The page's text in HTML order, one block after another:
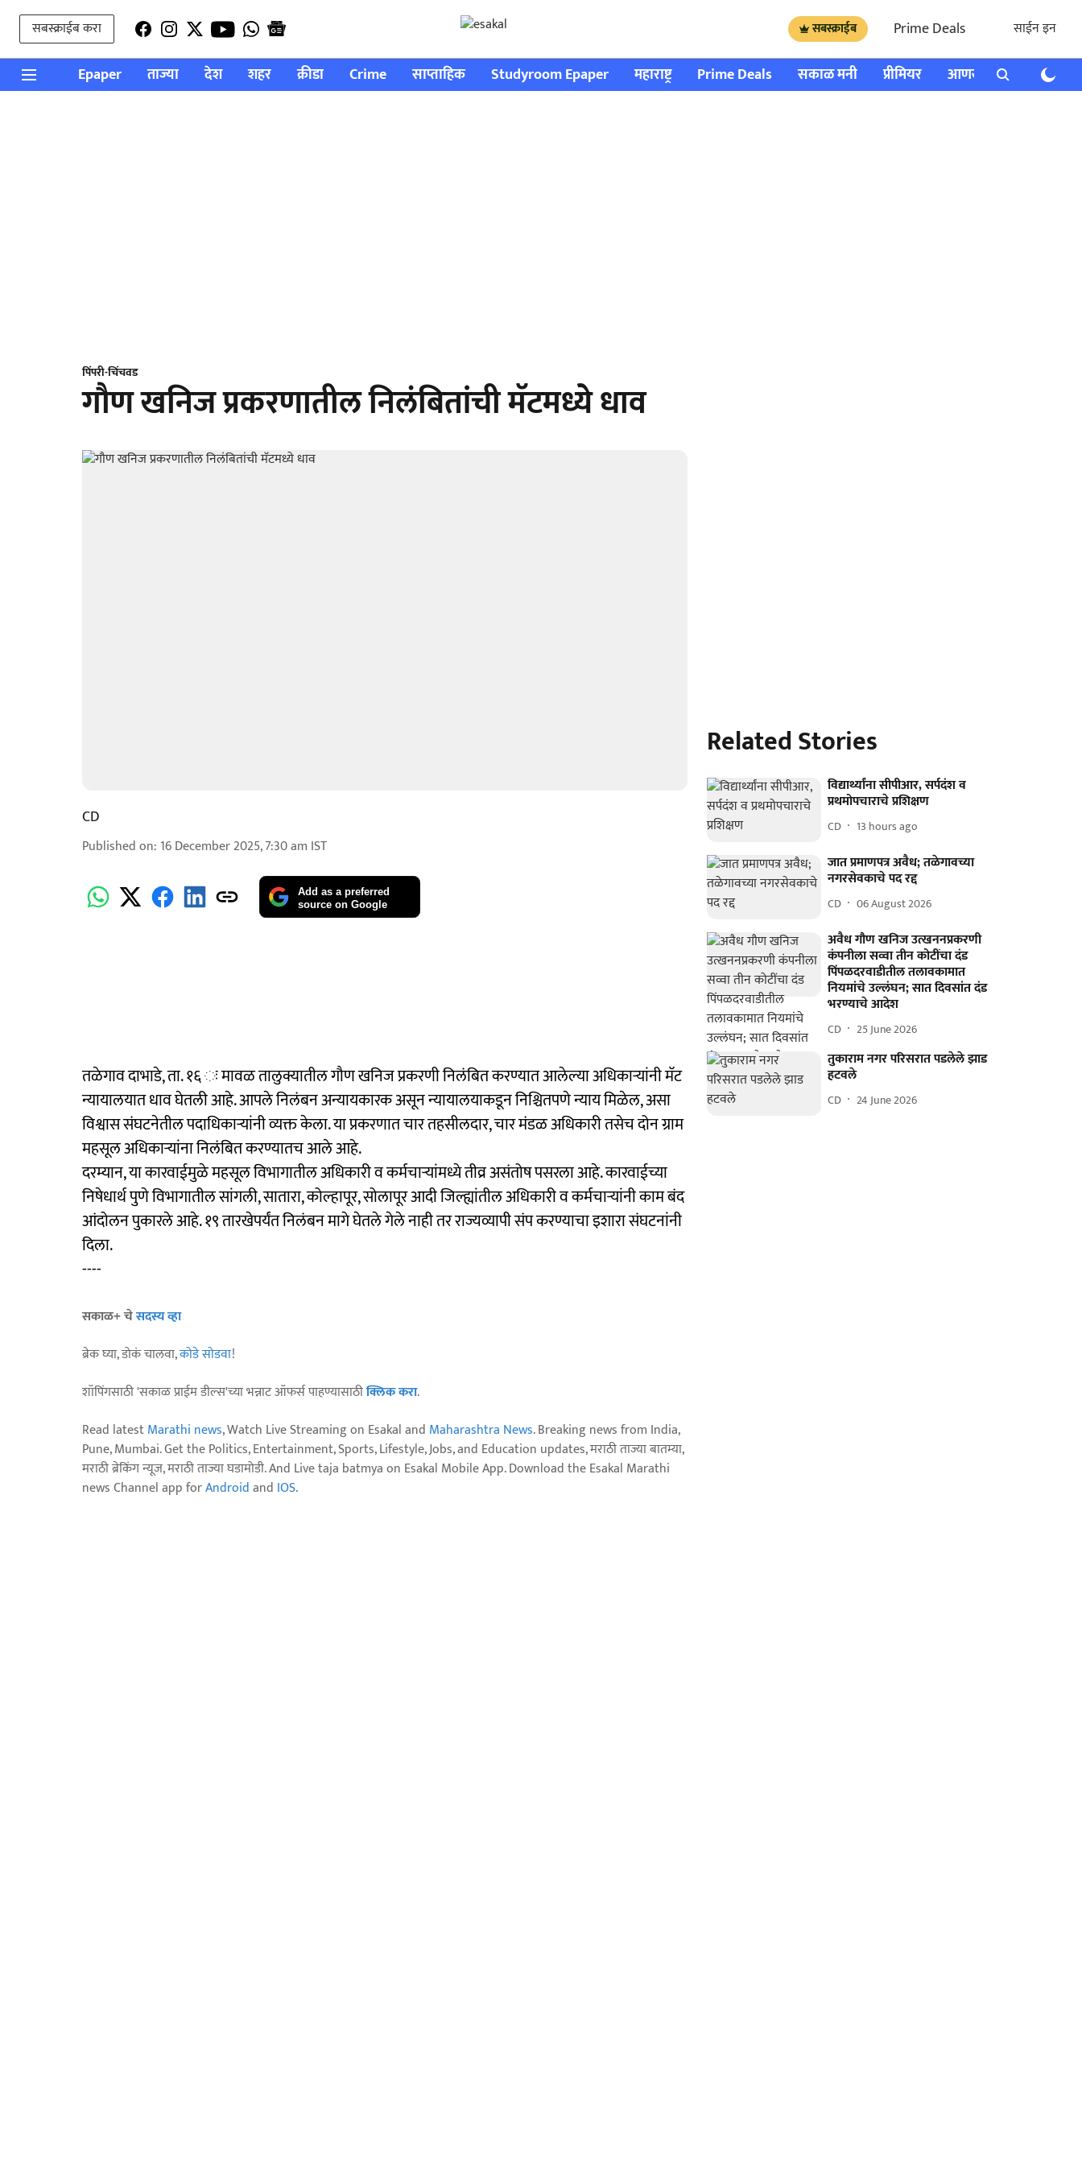
सबस्क्राईब करा सबस्क्राईब Prime Deals साईन इन
Epaper ताज्या देश शहर क्रीडा Crime साप्ताहिक Studyroom Epaper महाराष्ट्र Prime Deals सकाळ मनी प्रीमियर आणखी राशी भविष्य
पिंपरी-चिंचवड
गौण खनिज प्रकरणातील निलंबितांची मॅटमध्ये धाव
CD
Published on: 16 December 2025, 7:30 am IST
Add as a preferred
source on Google
तळेगाव दाभाडे, ता. १६ ः मावळ तालुक्यातील गौण खनिज प्रकरणी निलंबित करण्यात आलेल्या अधिकाऱ्यांनी मॅट
न्यायालयात धाव घेतली आहे. आपले निलंबन अन्यायकारक असून न्यायालयाकडून निश्चितपणे न्याय मिळेल, असा
विश्वास संघटनेतील पदाधिकाऱ्यांनी व्यक्त केला. या प्रकरणात चार तहसीलदार, चार मंडळ अधिकारी तसेच दोन ग्राम
महसूल अधिकाऱ्यांना निलंबित करण्यातच आले आहे.
दरम्यान, या कारवाईमुळे महसूल विभागातील अधिकारी व कर्मचाऱ्यांमध्ये तीव्र असंतोष पसरला आहे. कारवाईच्या
निषेधार्थ पुणे विभागातील सांगली, सातारा, कोल्हापूर, सोलापूर आदी जिल्ह्यांतील अधिकारी व कर्मचाऱ्यांनी काम बंद
आंदोलन पुकारले आहे. १९ तारखेपर्यंत निलंबन मागे घेतले गेले नाही तर राज्यव्यापी संप करण्याचा इशारा संघटनांनी
दिला.
----
सकाळ+ चेसदस्य व्हा
ब्रेक घ्या, डोकं चालवा,कोडे सोडवा!
शॉपिंगसाठी 'सकाळ प्राईम डील्स'च्या भन्नाट ऑफर्स पाहण्यासाठीक्लिक करा.
Read latestMarathi news, Watch Live Streaming on Esakal and Maharashtra News. Breaking news from India,
Pune, Mumbai. Get the Politics, Entertainment, Sports, Lifestyle, Jobs, and Education updates, मराठी ताज्या बातम्या,
मराठी ब्रेकिंग न्यूज, मराठी ताज्या घडामोडी. And Live taja batmya on Esakal Mobile App. Download the Esakal Marathi
news Channel app forAndroidand IOS.
Related Stories
विद्यार्थ्यांना सीपीआर, सर्पदंश व
प्रथमोपचाराचे प्रशिक्षण
CD 13 hours ago
जात प्रमाणपत्र अवैध; तळेगावच्या
नगरसेवकाचे पद रद्द
CD 06 August 2026
अवैध गौण खनिज उत्खननप्रकरणी
कंपनीला सव्वा तीन कोटींचा दंड
पिंपळदरवाडीतील तलावकामात
नियमांचे उल्लंघन; सात दिवसांत दंड
भरण्याचे आदेश
CD 25 June 2026
तुकाराम नगर परिसरात पडलेले झाड
हटवले
CD 24 June 2026